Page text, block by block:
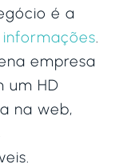
é a
.
empresa
um HD
na web,